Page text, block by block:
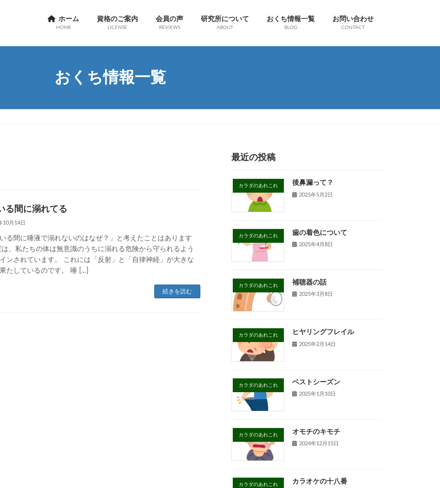
ホーム
HOME
資格のご案内
LICENSE
会員の声
REVIEWS
研究所について
ABOUT
おくち情報一覧
BLOG
お問い合わせ
CONTACT
おくち情報一覧
る間に溺れてる
10月14日
いる間に唾液で溺れないのはなぜ？」と考えたことはあります
、私たちの体は無意識のうちに溺れる危険から守られるよう
ンされています。 これには「反射」と「自律神経」が大きな
たしているのです。 唾 […]
続きを読む
最近の投稿
カラダのあれこれ 後鼻漏って？
2025年5月2日
カラダのあれこれ 歯の着色について
2025年4月8日
カラダのあれこれ 補聴器の話
2025年3月8日
カラダのあれこれ ヒヤリングフレイル
2025年2月14日
カラダのあれこれ ベストシーズン
2025年1月10日
カラダのあれこれ オモチのキモチ
2024年12月15日
カラダのあれこれ カラオケの十八番